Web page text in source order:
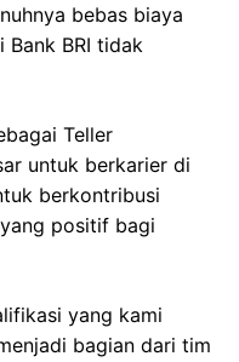
bebas biaya
Bank BRI tidak
Teller
untuk berkarier di
berkontribusi
positif bagi
yang kami
bagian dari tim